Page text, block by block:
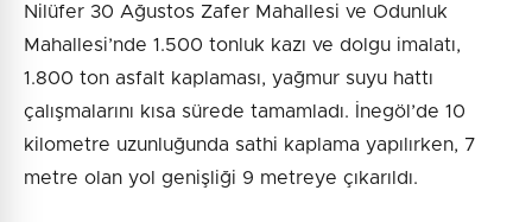
Nilüfer 30 Ağustos Zafer Mahallesi ve Odunluk
Mahallesi’nde 1.500 tonluk kazı ve dolgu imalatı,
1.800 ton asfalt kaplaması, yağmur suyu hattı
çalışmalarını kısa sürede tamamladı. İnegöl’de 10
kilometre uzunluğunda sathi kaplama yapılırken, 7
metre olan yol genişliği 9 metreye çıkarıldı.